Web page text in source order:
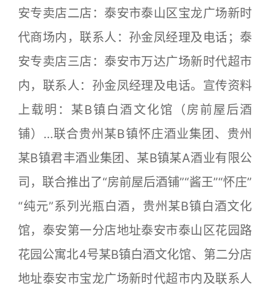
安专卖店二店：泰安市泰山区宝龙广场新时
代商场内，联系人：孙金凤经理及电话；泰
安专卖店三店：泰安市万达广场新时代超市
内，联系人：孙金凤经理及电话。宣传资料
上载明：某B镇白酒文化馆（房前屋后酒
铺）…联合贵州某B镇怀庄酒业集团、贵州
某B镇君丰酒业集团、某B镇某A酒业有限公
司，联合推出了“房前屋后酒铺”“酱王”“怀庄”
“纯元”系列光瓶白酒，贵州某B镇白酒文化
馆，泰安第一分店地址泰安市泰山区花园路
花园公寓北4号某B镇白酒文化馆、第二分店
地址泰安市宝龙广场新时代超市内及联系人